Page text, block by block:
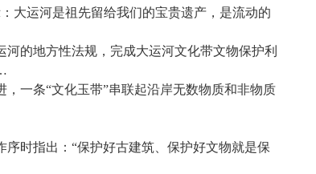
运河是祖先留给我们的宝贵遗产，是流动的
的地方性法规，完成大运河文化带文物保护利
一条“文化玉带”串联起沿岸无数物质和非物质
时指出：“保护好古建筑、保护好文物就是保